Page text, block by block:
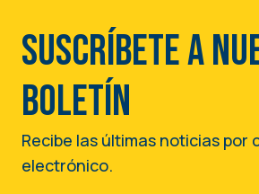
Suscríbete a
boletín
Recibe las últimas noticias por
electrónico.